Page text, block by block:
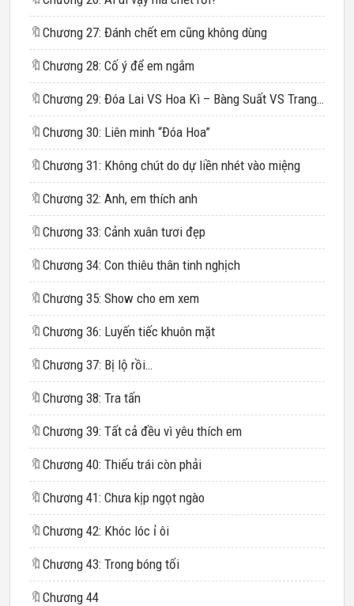
🔖 Chương 27: Đánh chết em cũng không dùng
🔖 Chương 28: Cố ý để em ngắm
🔖 Chương 29: Đóa Lai VS Hoa Kì – Bàng Suất VS Trang Hào
🔖 Chương 30: Liên minh “Đóa Hoa”
🔖 Chương 31: Không chút do dự liền nhét vào miệng
🔖 Chương 32: Anh, em thích anh
🔖 Chương 33: Cảnh xuân tươi đẹp
🔖 Chương 34: Con thiêu thân tinh nghịch
🔖 Chương 35: Show cho em xem
🔖 Chương 36: Luyến tiếc khuôn mặt
🔖 Chương 37: Bị lộ rồi…
🔖 Chương 38: Tra tấn
🔖 Chương 39: Tất cả đều vì yêu thích em
🔖 Chương 40: Thiếu trái còn phải
🔖 Chương 41: Chưa kịp ngọt ngào
🔖 Chương 42: Khóc lóc ỉ ôi
🔖 Chương 43: Trong bóng tối
🔖 Chương 44